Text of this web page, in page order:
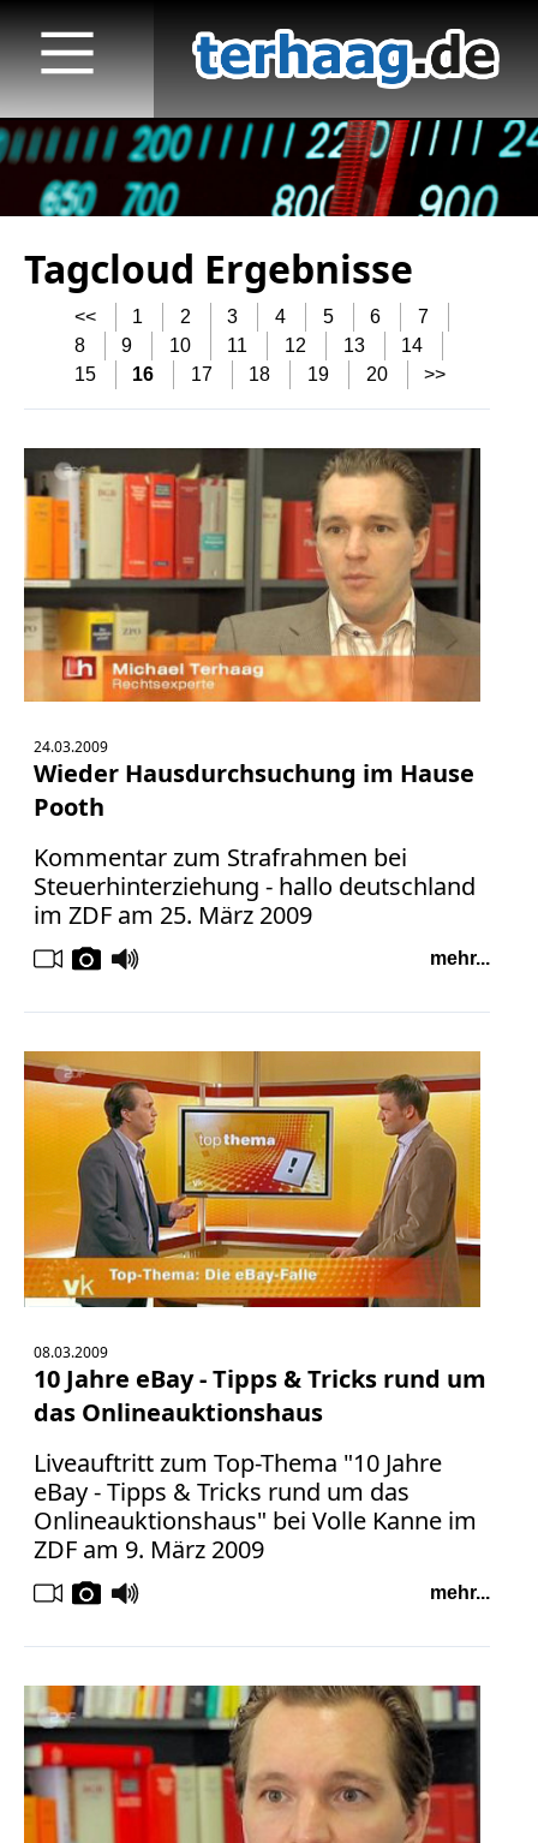
Tagcloud Ergebnisse
<< 1 2 3 4 5 6
7
8
9 10 11 12 13
14
15
16 17 18 19 20 >>
24.03.2009
Wieder Hausdurchsuchung im Hause
Pooth
Kommentar zum Strafrahmen bei
Steuerhinterziehung - hallo deutschland
im ZDF am 25. März 2009
mehr...
08.03.2009
10 Jahre eBay - Tipps & Tricks rund um
das Onlineauktionshaus
Liveauftritt zum Top-Thema "10 Jahre
eBay - Tipps & Tricks rund um das
Onlineauktionshaus" bei Volle Kanne im
ZDF am 9. März 2009
mehr...
Startseite
Veröffentlichungen
TV
print & online
Bücher
Vita
Kontakt
Abmahnung
Aktuelle
Stunde
BGH
Datenschutz
Ebay
Facebook
Fotorecht
Google
Haftung
Influencer
Instagram
Internetrecht
Markenrecht
Persönlichkeitsrecht
Print
Sportwetten
TV
Tagesspiegel
Urheberrecht
Volle
Kanne
WDR
Werbung
Wettbewerbsrecht
ZDF